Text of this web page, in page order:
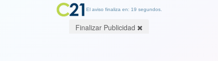
El aviso finaliza en: 19 segundos.
Finalizar Publicidad